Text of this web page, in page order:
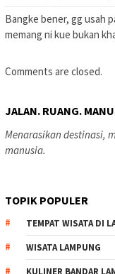
Bangke bener, gg usah
memang ni kue bukan
Comments are closed.
JALAN. RUANG.
Menarasikan destinasi,
manusia.
TOPIK POPULER
TEMPAT WISATA DI
WISATA LAMPUNG
KULINER BANDAR